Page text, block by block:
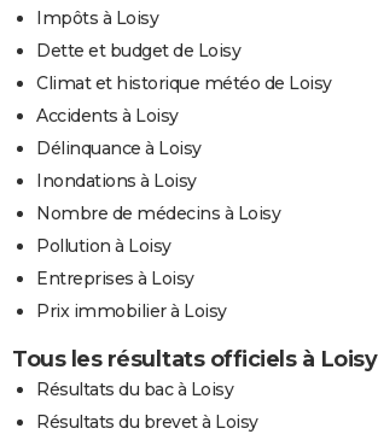
Impôts à Loisy
Dette et budget de Loisy
Climat et historique météo de Loisy
Accidents à Loisy
Délinquance à Loisy
Inondations à Loisy
Nombre de médecins à Loisy
Pollution à Loisy
Entreprises à Loisy
Prix immobilier à Loisy
Tous les résultats officiels à Loisy
Résultats du bac à Loisy
Résultats du brevet à Loisy